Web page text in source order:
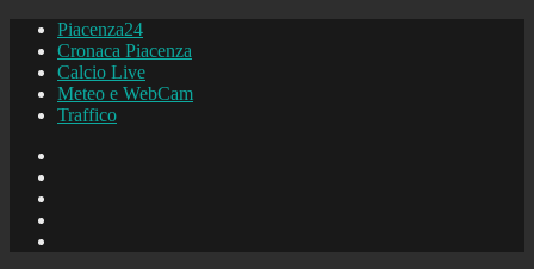
Piacenza24
Cronaca Piacenza
Calcio Live
Meteo e WebCam
Traffico